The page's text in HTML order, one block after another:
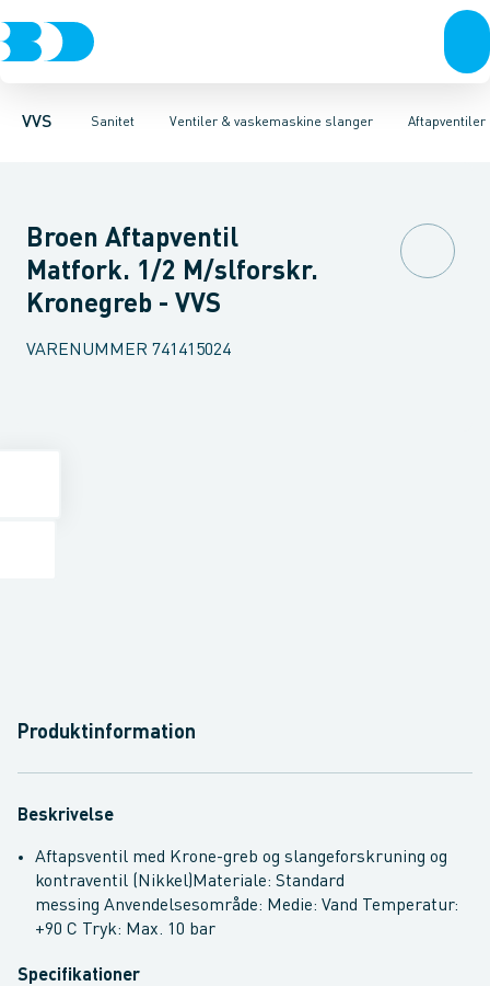
VVS Sanitet
Rør & fittingsPressfittings & rørKuglehaner & ventilerAfløb
Ventiler & vaskemaskine slanger
Toiletter, sæder og cisternerVaskeArmaturerBrusereAftapventiler
Servanteventiler Stopventiler & kuglehanerAftapventiler &
Broen Aftapventil
Matfork. 1/2 M/slforskr.
Kronegreb - VVS
VARENUMMER 741415024
Produktinformation
Beskrivelse
Aftapsventil med Krone-greb og slangeforskruning og
kontraventil (Nikkel)Materiale: Standard
messing Anvendelsesområde: Medie: Vand
Temperatur:
+90 C
Tryk: Max. 10 bar
Specifikationer